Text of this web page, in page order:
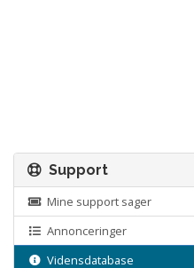
Support
Mine support sager
Annonceringer
Vidensdatabase